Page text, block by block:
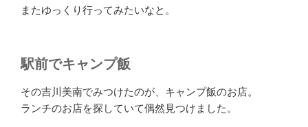
またゆっくり行ってみたいなと。
駅前でキャンプ飯
その吉川美南でみつけたのが、キャンプ飯のお店。
ランチのお店を探していて偶然見つけました。